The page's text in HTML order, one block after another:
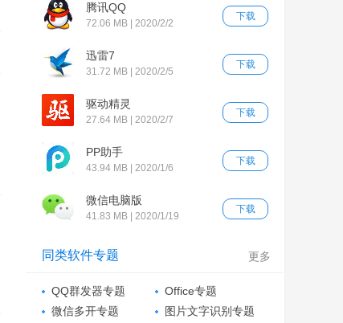
下载
腾讯QQ
72.06 MB | 2020/2/2
下载
迅雷7
31.72 MB | 2020/2/5
下载
驱动精灵
27.64 MB | 2020/2/7
下载
PP助手
43.94 MB | 2020/1/6
下载
微信电脑版
41.83 MB | 2020/1/19
更多
同类软件专题
QQ群发器专题
Office专题
微信多开专题
图片文字识别专题